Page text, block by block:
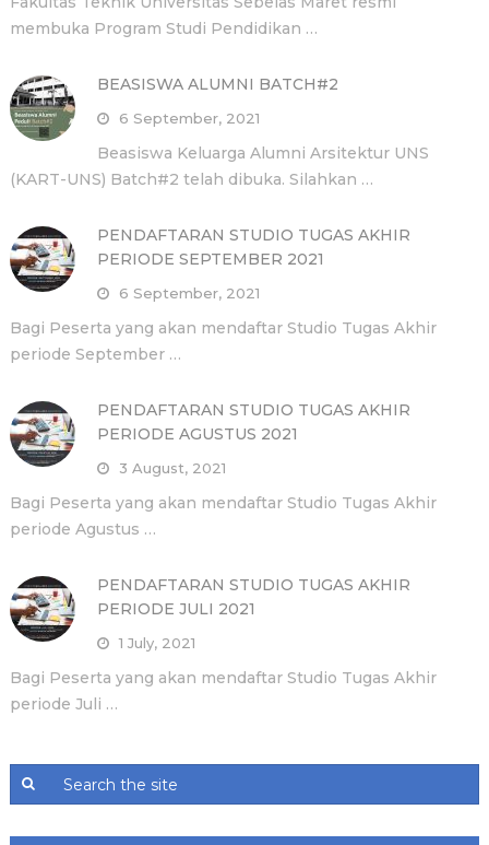
membuka Program Studi Pendidikan …
BEASISWA ALUMNI BATCH#2
6 September, 2021
Beasiswa Keluarga Alumni Arsitektur UNS
(KART-UNS) Batch#2 telah dibuka. Silahkan …
PENDAFTARAN STUDIO TUGAS AKHIR
PERIODE SEPTEMBER 2021
6 September, 2021
Bagi Peserta yang akan mendaftar Studio Tugas Akhir
periode September …
PENDAFTARAN STUDIO TUGAS AKHIR
PERIODE AGUSTUS 2021
3 August, 2021
Bagi Peserta yang akan mendaftar Studio Tugas Akhir
periode Agustus …
PENDAFTARAN STUDIO TUGAS AKHIR
PERIODE JULI 2021
1 July, 2021
Bagi Peserta yang akan mendaftar Studio Tugas Akhir
periode Juli …